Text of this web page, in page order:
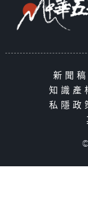
新聞稿
知識產
私隱政